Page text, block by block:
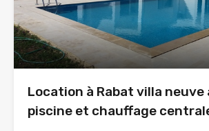
Location à Rabat villa neuve
piscine et chauffage